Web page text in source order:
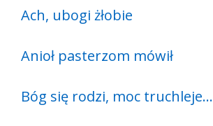
Ach, ubogi żłobie
Anioł pasterzom mówił
Bóg się rodzi, moc truchleje…